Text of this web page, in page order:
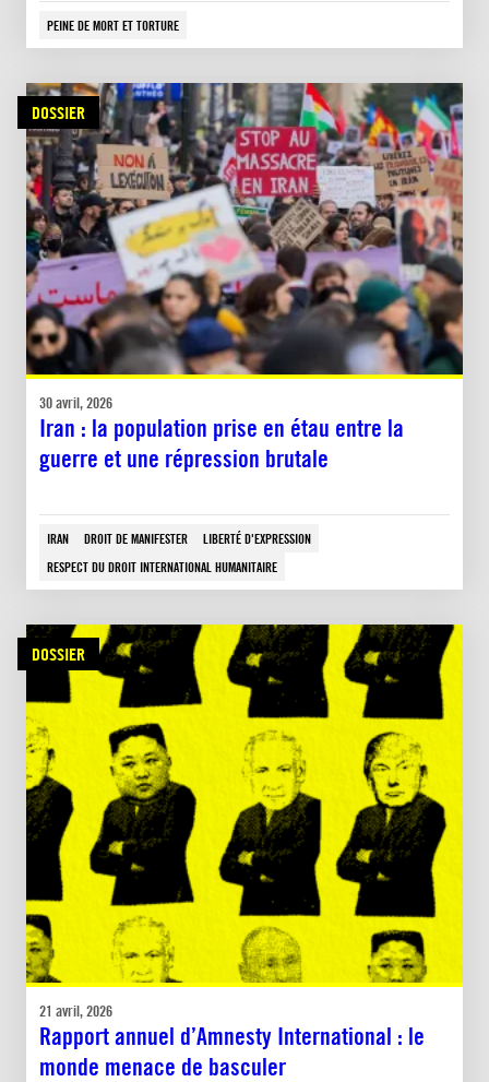
PEINE DE MORT ET TORTURE
DOSSIER
30 avril, 2026
Iran : la population prise en étau entre la
guerre et une répression brutale
IRAN DROIT DE MANIFESTER
LIBERTÉ D'EXPRESSION
RESPECT DU DROIT INTERNATIONAL HUMANITAIRE
DOSSIER
21 avril, 2026
Rapport annuel d’Amnesty International : le
monde menace de basculer